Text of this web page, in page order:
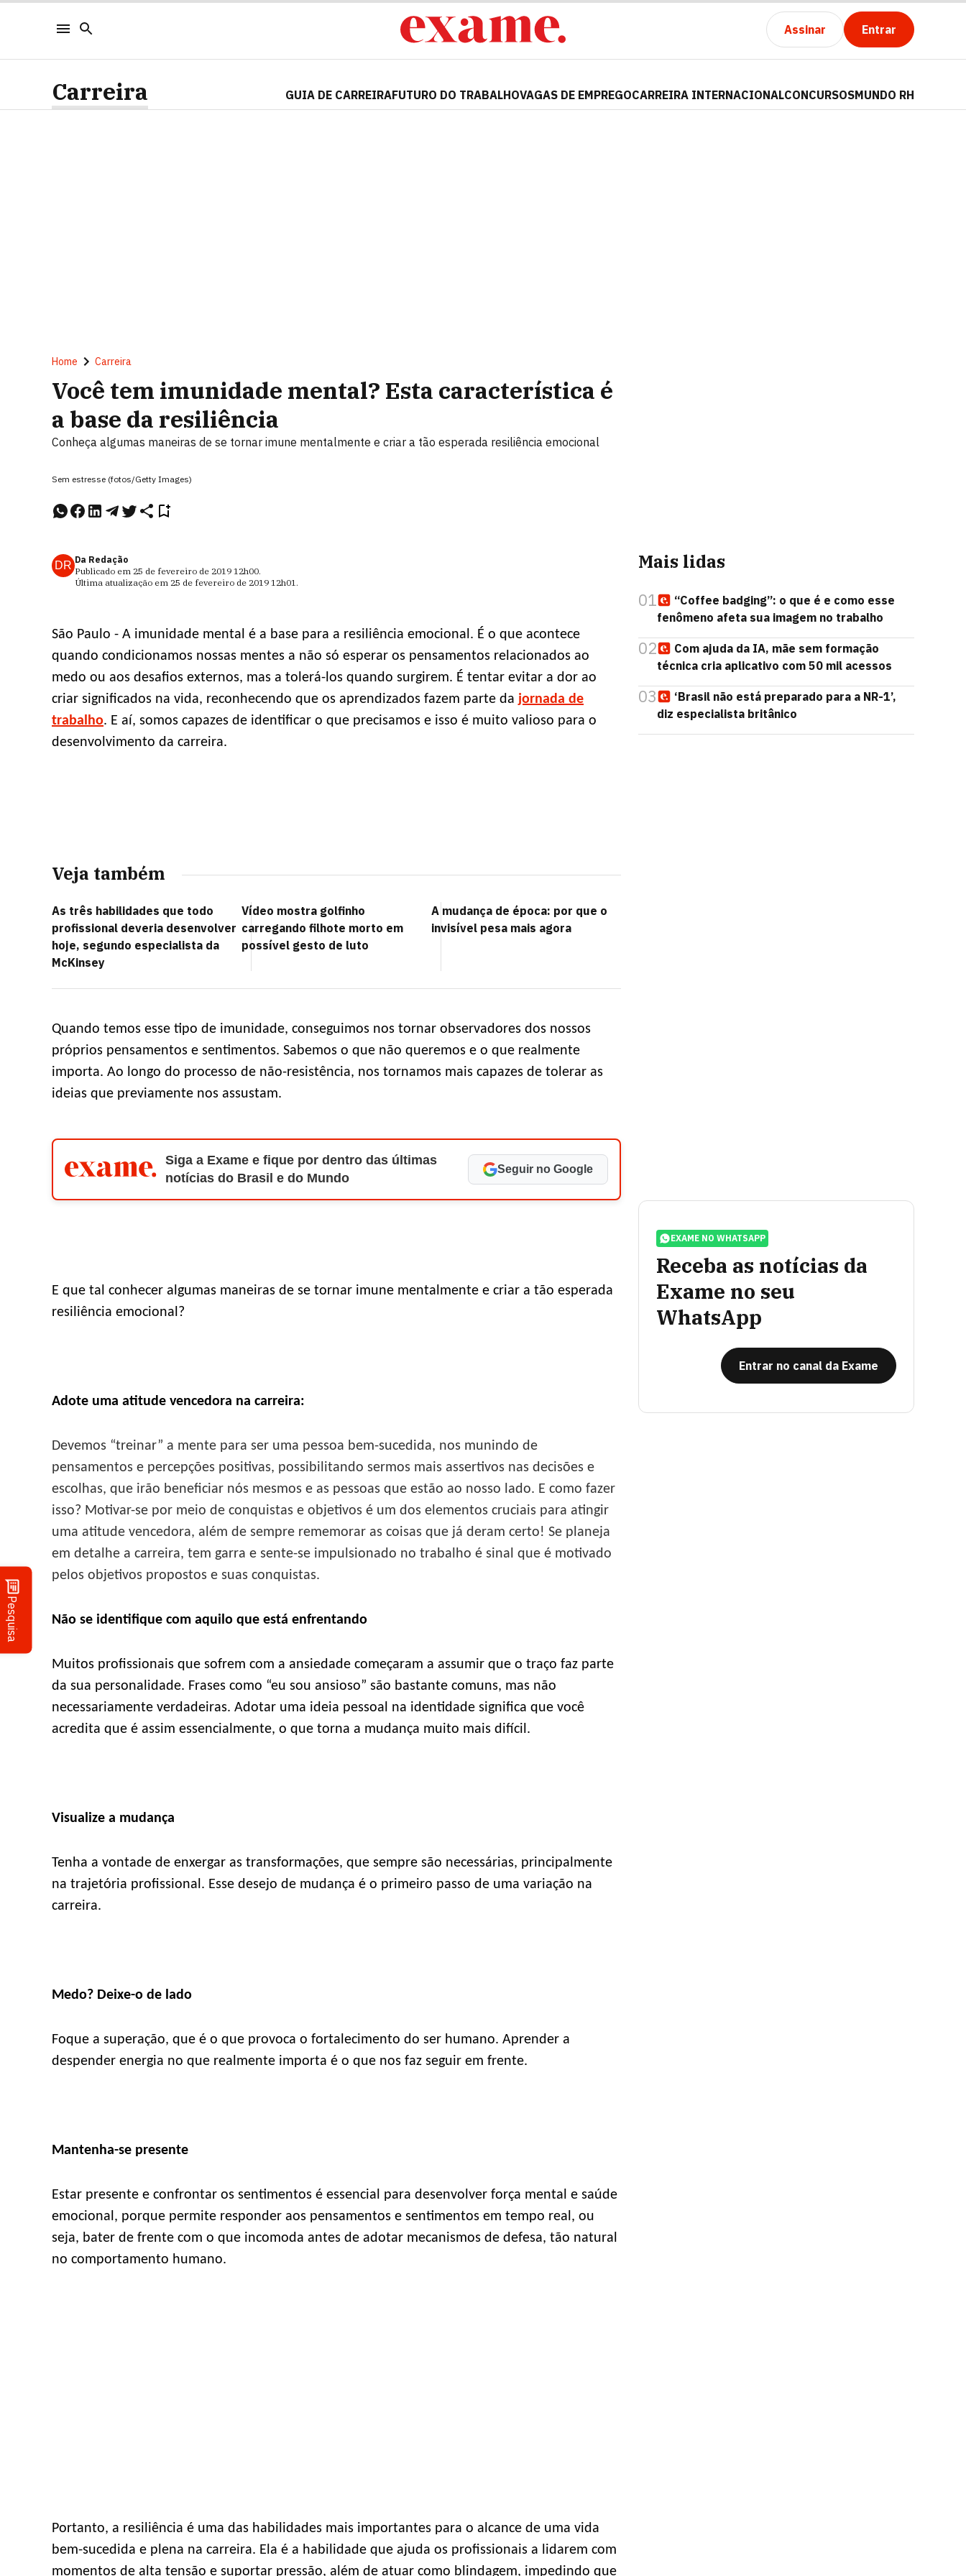
Assinar Entrar
Pesquisa
Carreira GUIA DE CARREIRAFUTURO DO TRABALHOVAGAS DE EMPREGOCARREIRA INTERNACIONALCONCURSOSMUNDO RH
Home Carreira
Você tem imunidade mental? Esta característica é
a base da resiliência
Conheça algumas maneiras de se tornar imune mentalmente e criar a tão esperada resiliência emocional
Sem estresse (fotos/Getty Images)
DR Da Redação
Publicado em 25 de fevereiro de 2019 12h00.
Última atualização em 25 de fevereiro de 2019 12h01.
São Paulo - A imunidade mental é a base para a resiliência emocional. É o que acontece
quando condicionamos nossas mentes a não só esperar os pensamentos relacionados ao
medo ou aos desafios externos, mas a tolerá-los quando surgirem. É tentar evitar a dor ao
criar significados na vida, reconhecendo que os aprendizados fazem parte da jornada de
trabalho. E aí, somos capazes de identificar o que precisamos e isso é muito valioso para o
desenvolvimento da carreira.
Veja também
As três habilidades que todo
profissional deveria desenvolver
hoje, segundo especialista da
McKinsey
Vídeo mostra golfinho
carregando filhote morto em
possível gesto de luto
A mudança de época: por que o
invisível pesa mais agora
Quando temos esse tipo de imunidade, conseguimos nos tornar observadores dos nossos
próprios pensamentos e sentimentos. Sabemos o que não queremos e o que realmente
importa. Ao longo do processo de não-resistência, nos tornamos mais capazes de tolerar as
ideias que previamente nos assustam.
Siga a Exame e fique por dentro das últimas
notícias do Brasil e do Mundo
Seguir no Google
E que tal conhecer algumas maneiras de se tornar imune mentalmente e criar a tão esperada
resiliência emocional?
Adote uma atitude vencedora na carreira:
Devemos “treinar” a mente para ser uma pessoa bem-sucedida, nos munindo de
pensamentos e percepções positivas, possibilitando sermos mais assertivos nas decisões e
escolhas, que irão beneficiar nós mesmos e as pessoas que estão ao nosso lado. E como fazer
isso? Motivar-se por meio de conquistas e objetivos é um dos elementos cruciais para atingir
uma atitude vencedora, além de sempre rememorar as coisas que já deram certo! Se planeja
em detalhe a carreira, tem garra e sente-se impulsionado no trabalho é sinal que é motivado
pelos objetivos propostos e suas conquistas.
Não se identifique com aquilo que está enfrentando
Muitos profissionais que sofrem com a ansiedade começaram a assumir que o traço faz parte
da sua personalidade. Frases como “eu sou ansioso” são bastante comuns, mas não
necessariamente verdadeiras. Adotar uma ideia pessoal na identidade significa que você
acredita que é assim essencialmente, o que torna a mudança muito mais difícil.
Visualize a mudança
Tenha a vontade de enxergar as transformações, que sempre são necessárias, principalmente
na trajetória profissional. Esse desejo de mudança é o primeiro passo de uma variação na
carreira.
Medo? Deixe-o de lado
Foque a superação, que é o que provoca o fortalecimento do ser humano. Aprender a
despender energia no que realmente importa é o que nos faz seguir em frente.
Mantenha-se presente
Estar presente e confrontar os sentimentos é essencial para desenvolver força mental e saúde
emocional, porque permite responder aos pensamentos e sentimentos em tempo real, ou
seja, bater de frente com o que incomoda antes de adotar mecanismos de defesa, tão natural
no comportamento humano.
Portanto, a resiliência é uma das habilidades mais importantes para o alcance de uma vida
bem-sucedida e plena na carreira. Ela é a habilidade que ajuda os profissionais a lidarem com
momentos de alta tensão e suportar pressão, além de atuar como blindagem, impedindo que
Mais lidas
01
“Coffee badging”: o que é e como esse
fenômeno afeta sua imagem no trabalho
02
Com ajuda da IA, mãe sem formação
técnica cria aplicativo com 50 mil acessos
03
‘Brasil não está preparado para a NR-1’,
diz especialista britânico
EXAME NO WHATSAPP
Receba as notícias da
Exame no seu
WhatsApp
Entrar no canal da Exame